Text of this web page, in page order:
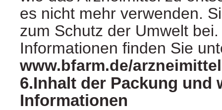
es nicht mehr verwenden.
zum Schutz der Umwelt
Informationen finden Sie
www.bfarm.de/
6.Inhalt der Packung und
Informationen